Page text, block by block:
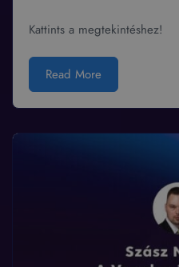
Kattints a megtekintéshez!
Read More